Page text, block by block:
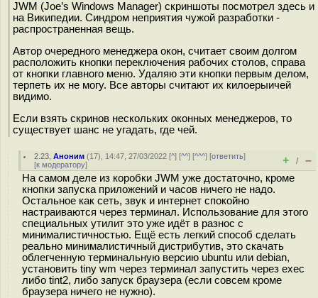
JWM (Joe’s Windows Manager) скриншоты посмотрел здесь и
на Википедии. Синдром неприятия чужой разработки -
распространенная вещь.
Автор очередного менеджера окон, считает своим долгом
расположить кнопки переключения рабочих столов, справа
от кнопки главного меню. Удаляю эти кнопки первым делом,
терпеть их не могу. Все авторы считают их килоерыичей
видимо.
Если взять скринов нескольких оконных менеджеров, то
существует шанс не угадать, где чей.
2.23 ,Аноним (17), 14:47, 27/03/2022 [^] [^^] [^^^] [ответить]
[к модератору] + / –
На самом деле из коробки JWM уже достаточно, кроме
кнопки запуска приложений и часов ничего не надо.
Остальное как сеть, звук и интернет спокойно
настраиваются через терминал. Использование для этого
специальных утилит это уже идёт в разнос с
минималистичностью. Ещё есть легкий способ сделать
реально минималистичный дистрибутив, это скачать
облегченную терминальную версию ubuntu или debian,
установить tiny wm через терминал запустить через exec
либо tint2, либо запуск браузера (если совсем кроме
браузера ничего не нужно).